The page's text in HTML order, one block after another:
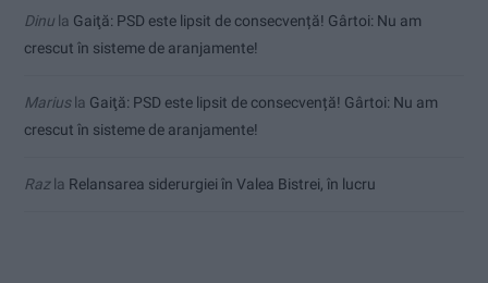
Dinu la Gaiţă: PSD este lipsit de consecvență! Gârtoi: Nu am
crescut în sisteme de aranjamente!
Mariusla Gaiţă: PSD este lipsit de consecvență! Gârtoi: Nu am
crescut în sisteme de aranjamente!
Razla Relansarea siderurgiei în Valea Bistrei, în lucru